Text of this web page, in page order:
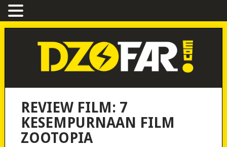
REVIEW FILM: 7
KESEMPURNAAN FILM
ZOOTOPIA